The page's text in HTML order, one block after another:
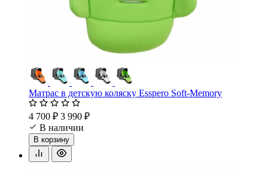
Матрас в детскую коляску Esspero Soft-Memory
4 700 ₽ 3 990 ₽
В наличии
В корзину